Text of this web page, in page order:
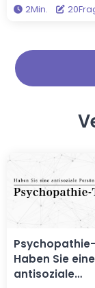
tiefgründige
über Psychopathie
erschreckend
möglich, dass Sie
2Min.
Haben Sie eine
antisoziale